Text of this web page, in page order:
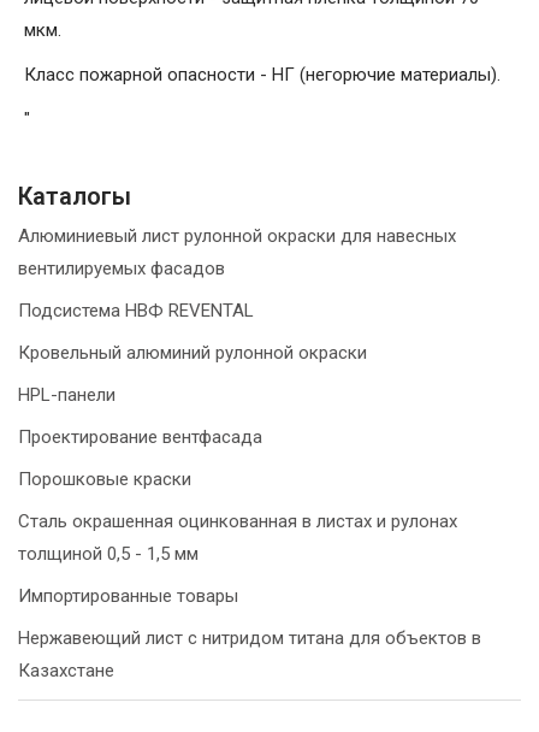
мкм.
Класс пожарной опасности - НГ (негорючие материалы).
"
Каталогы
Алюминиевый лист рулонной окраски для навесных
вентилируемых фасадов
Подсистема НВФ REVENTAL
Кровельный алюминий рулонной окраски
HPL-панели
Проектирование вентфасада
Порошковые краски
Сталь окрашенная оцинкованная в листах и рулонах
толщиной 0,5 - 1,5 мм
Импортированные товары
Нержавеющий лист с нитридом титана для объектов в
Казахстане